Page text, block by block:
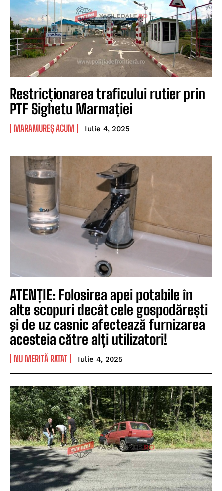
Restricționarea traficului rutier prin
PTF Sighetu Marmației
MARAMUREȘ ACUM Iulie 4, 2025
ATENȚIE: Folosirea apei potabile în
alte scopuri decât cele gospodărești
şi de uz casnic afectează furnizarea
acesteia către alți utilizatori!
NU MERITĂ RATAT Iulie 4, 2025